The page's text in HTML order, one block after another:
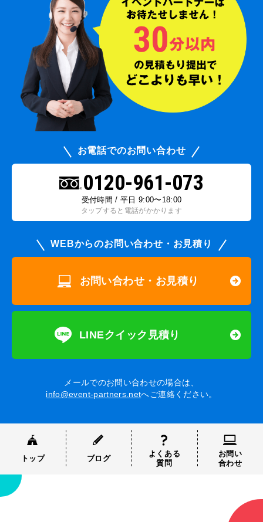
お電話でのお問い合わせ
0120-961-073
受付時間 / 平日 9:00〜18:00
タップすると電話がかかります
WEBからのお問い合わせ・お見積り
お問い合わせ・お見積り
LINEクイック見積り
メールでのお問い合わせの場合は、
info@event-partners.netへご連絡ください。
トップ ブログ
よくある
質問
お問い
合わせ